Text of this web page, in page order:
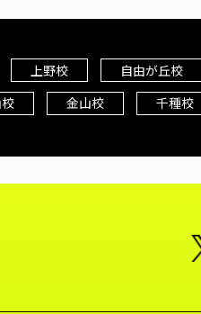
上野校
自由が丘校
金山校
千種校